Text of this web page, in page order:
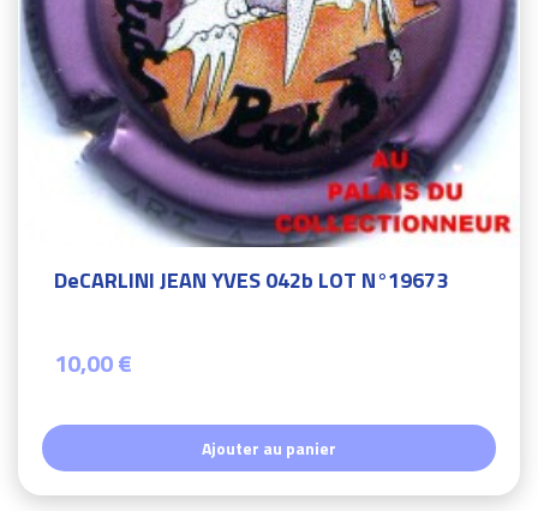
DeCARLINI JEAN YVES 042b LOT N°19673
10,00 €
Ajouter au panier